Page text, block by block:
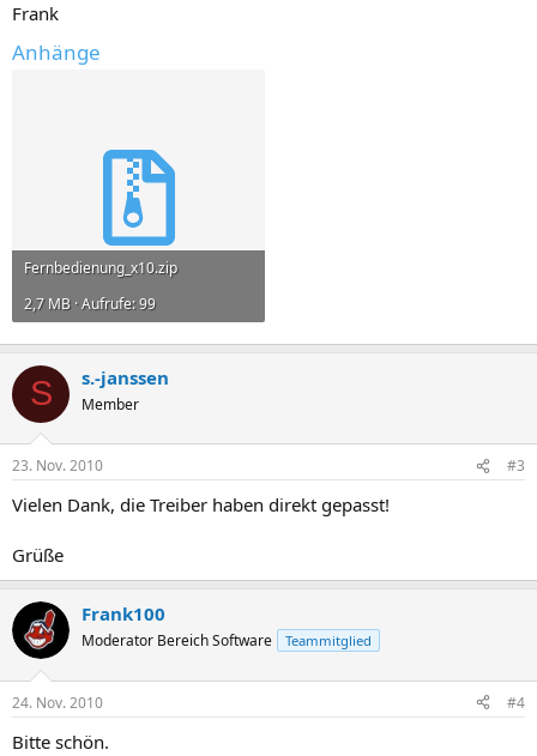
Frank
Anhänge
Fernbedienung_x10.zip
2,7 MB · Aufrufe: 99
S s.-janssen
Member
23. Nov. 2010 #3
Vielen Dank, die Treiber haben direkt gepasst!
Grüße
Frank100
Moderator Bereich Software Teammitglied
24. Nov. 2010 #4
Bitte schön.